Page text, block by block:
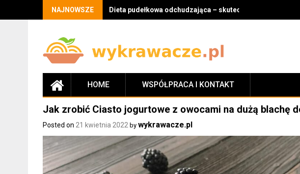
NAJNOWSZE Dieta pudełkowa odchudzająca – skuteczny sposób na
HOME WSPÓŁPRACA I KONTAKT
Jak zrobić Ciasto jogurtowe z owocami na dużą blachę
Posted on 21 kwietnia 2022 by wykrawacze.pl